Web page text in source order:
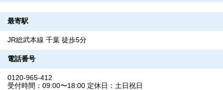
最寄駅
JR総武本線 千葉 徒歩5分
電話番号
0120-965-412
受付時間：09:00〜18:00 定休日：土日祝日